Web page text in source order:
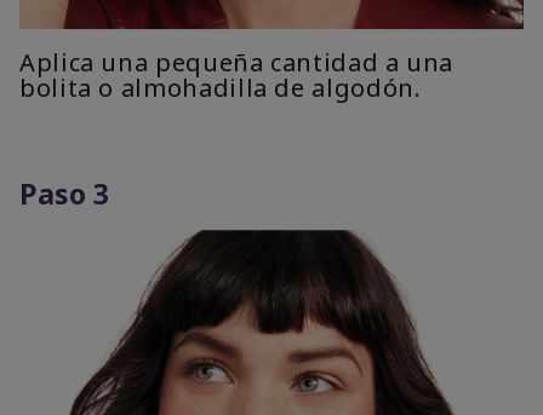
Aplica una pequeña cantidad a una
bolita o almohadilla de algodón.
Paso 3